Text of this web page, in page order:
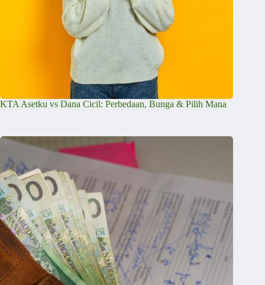
KTA Asetku vs Dana Cicil: Perbedaan, Bunga & Pilih Mana